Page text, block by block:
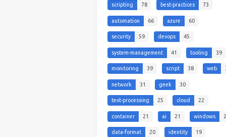
scripting 78 best-practices 73
automation 66 azure 60
security 59 devops 45
system-management 41 tooling 39
monitoring 39 script 38 web
network 31 geek 30
text-processing 25 cloud 22
container 21 ai 21 windows
data-format 20 identity 19